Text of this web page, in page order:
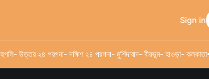
- উত্তর ২৪ পরগনা- দক্ষিণ ২৪ পরগনা- মুর্শিদাবাদ- বীরভূম- হাওড়া- কলকাতা
Sign in